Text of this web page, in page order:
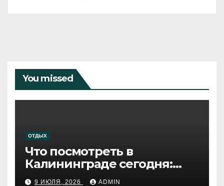
You missed
ОТДЫХ
Что посмотреть в
Калининграде сегодня:
путеводитель по самому
9 ИЮЛЯ, 2026 ADMIN